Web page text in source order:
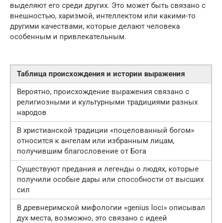
выделяют его среди других. Это может быть связано с
внешностью, харизмой, интеллектом или какими-то
другими качествами, которые делают человека
особенным и привлекательным.
Таблица происхождения и истории выражения
Вероятно, происхождение выражения связано с
религиозными и культурными традициями разных
народов
В христианской традиции «поцелованный богом»
относится к ангелам или избранным лицам,
получившим благословение от Бога
Существуют предания и легенды о людях, которые
получили особые дары или способности от высших
сил
В древнеримской мифологии «genius loci» описывал
дух места, возможно, это связано с идеей